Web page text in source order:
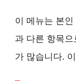
이 메뉴는 본
과 다른 항목
가 많습니다.